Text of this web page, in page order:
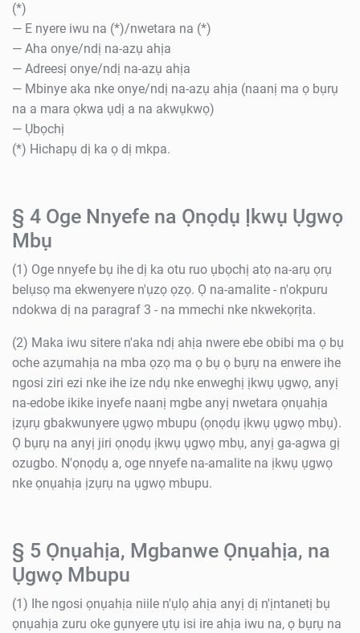
(*)
— E nyere iwu na (*)/nwetara na (*)
— Aha onye/ndị na-azụ ahịa
— Adreesị onye/ndị na-azụ ahịa
— Mbinye aka nke onye/ndị na-azụ ahịa (naanị ma ọ bụrụ
na a mara ọkwa ụdị a na akwụkwọ)
— Ụbọchị
(*) Hichapụ dị ka ọ dị mkpa.
§ 4 Oge Nnyefe na Ọnọdụ Ịkwụ Ụgwọ
Mbụ
(1) Oge nnyefe bụ ihe dị ka otu ruo ụbọchị atọ na-arụ ọrụ
belụsọ ma ekwenyere n'ụzọ ọzọ. Ọ na-amalite - n'okpuru
ndokwa dị na paragraf 3 - na mmechi nke nkwekọrịta.
(2) Maka iwu sitere n'aka ndị ahịa nwere ebe obibi ma ọ bụ
oche azụmahịa na mba ọzọ ma ọ bụ ọ bụrụ na enwere ihe
ngosi ziri ezi nke ihe ize ndụ nke enweghị ịkwụ ụgwọ, anyị
na-edobe ikike inyefe naanị mgbe anyị nwetara ọnụahịa
ịzụrụ gbakwunyere ụgwọ mbupu (ọnọdụ ịkwụ ụgwọ mbụ).
Ọ bụrụ na anyị jiri ọnọdụ ịkwụ ụgwọ mbụ, anyị ga-agwa gị
ozugbo. N'ọnọdụ a, oge nnyefe na-amalite na ịkwụ ụgwọ
nke ọnụahịa ịzụrụ na ụgwọ mbupu.
§ 5 Ọnụahịa, Mgbanwe Ọnụahịa, na
Ụgwọ Mbupu
(1) Ihe ngosi ọnụahịa niile n'ụlọ ahịa anyị dị n'ịntanetị bụ
ọnụahịa zuru oke gụnyere ụtụ isi ire ahịa iwu na, ọ bụrụ na